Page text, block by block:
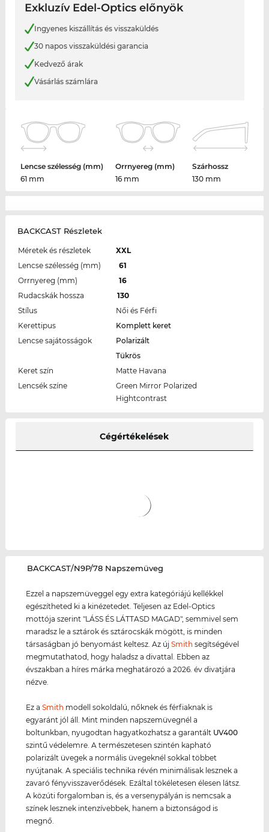
Exkluzív Edel-Optics előnyök
Ingyenes kiszállítás és visszaküldés
30 napos visszaküldési garancia
Kedvező árak
Vásárlás számlára
Lencse szélesség (mm)
61 mm
Orrnyereg (mm)
16 mm
Szárhossz
130 mm
BACKCAST Részletek
Méretek és részletek
XXL
Lencse szélesség (mm)
61
Orrnyereg (mm)
16
Rudacskák hossza
130
Stílus
Női és Férfi
Kerettipus
Komplett keret
Lencse sajátosságok
Polarizált
Tükrös
Keret szín
Matte Havana
Lencsék színe
Green Mirror Polarized
Hightcontrast
Cégértékelések
‌BACKCAST/N9P/78 Napszemüveg
Ezzel a napszemüveggel egy extra kategóriájú kellékkel
egészítheted ki a kinézetedet. Teljesen az Edel-Optics
mottója szerint "LÁSS ÉS LÁTTASD MAGAD", semmivel sem
maradsz le a sztárok és sztárocskák mögött, is minden
társaságban jó benyomást keltesz. Az újSmith segítségével
megmutathatod, hogy haladsz a divattal. Ebben az
évszakban a híres márka meghatározó a 2026. év divatjára
nézve.
Ez aSmith modell sokoldalú, nőknek és férfiaknak is
egyaránt jól áll. Mint minden napszemüvegnél a
boltunkban, nyugodtan hagyatkozhatsz a garantált UV400
szintű védelemre. A természetesen szintén kapható
polarizált üvegek a normális üvegeknél sokkal többet
nyújtanak. A speciális technika révén minimálisak lesznek a
zavaró fényvisszaverődések. Ezáltal tökéletesen élesen látsz.
A közúti forgalomban is, és a versenypályán is nemcsak a
színek lesznek intenzívebbek, hanem a biztonságod is
megnő.